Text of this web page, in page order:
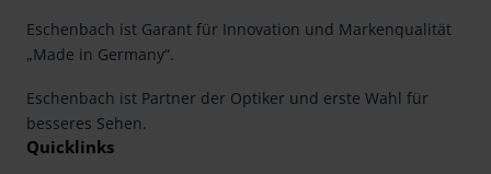
Eschenbach ist Garant für Innovation und Markenqualität
„Made in Germany“.
Eschenbach ist Partner der Optiker und erste Wahl für
besseres Sehen.
Quicklinks